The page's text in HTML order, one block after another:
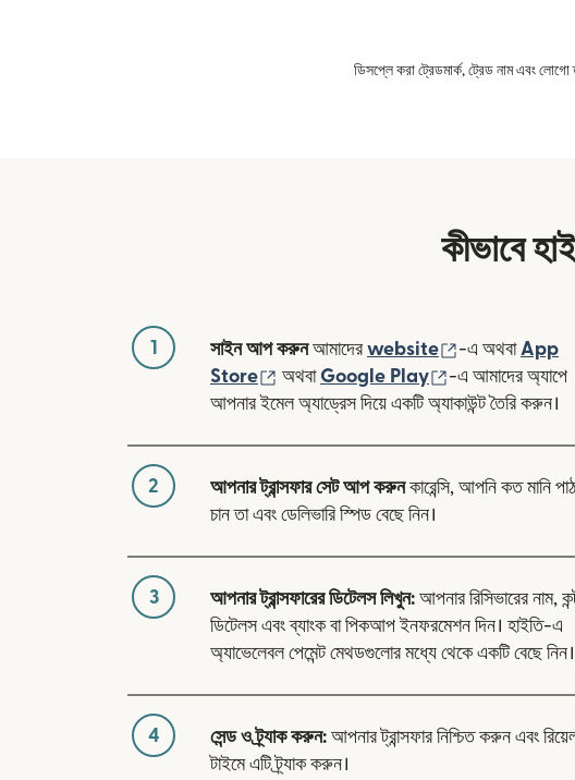
ডিসপ্লে করা ট্রেডমার্ক, ট্রেড নাম এবং লোগো
কীভাবে
1 সাইন আপ করুনআমাদেরwebsite (নতুন উইন্ডোতে
-এ অথবাApp
Store
(নতুন উইন্ডোতে খুলবে)
অথবা Google Play (নতুন উইন্ডোতে
-এ আমাদের অ্যাপে
আপনার ইমেল অ্যাড্রেস দিয়ে একটি অ্যাকাউন্ট তৈরি করুন।
2 আপনার ট্রান্সফার সেট আপ করুনকারেন্সি, আপনি কত মানি
চান তা এবং ডেলিভারি স্পিড বেছে নিন।
3 আপনার ট্রান্সফারের ডিটেলস লিখুন: আপনার রিসিভারের নাম,
ডিটেলস এবং ব্যাংক বা পিকআপ ইনফরমেশন দিন। হাইতি-এ
অ্যাভেলেবল পেমেন্ট মেথডগুলোর মধ্যে থেকে একটি বেছে নিন।
4 সেন্ড ও ট্র্যাক করুন: আপনার ট্রান্সফার নিশ্চিত করুন এবং
টাইমে এটি ট্র্যাক করুন।